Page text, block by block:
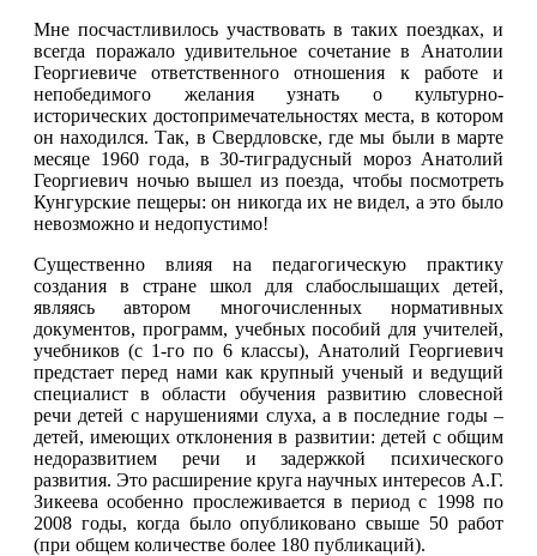
Мне посчастливилось участвовать в таких поездках, и
всегда поражало удивительное сочетание в Анатолии
Георгиевиче ответственного отношения к работе и
непобедимого желания узнать о культурно-
исторических достопримечательностях места, в котором
он находился. Так, в Свердловске, где мы были в марте
месяце 1960 года, в 30-тиградусный мороз Анатолий
Георгиевич ночью вышел из поезда, чтобы посмотреть
Кунгурские пещеры: он никогда их не видел, а это было
невозможно и недопустимо!
Существенно влияя на педагогическую практику
создания в стране школ для слабослышащих детей,
являясь автором многочисленных нормативных
документов, программ, учебных пособий для учителей,
учебников (с 1-го по 6 классы), Анатолий Георгиевич
предстает перед нами как крупный ученый и ведущий
специалист в области обучения развитию словесной
речи детей с нарушениями слуха, а в последние годы –
детей, имеющих отклонения в развитии: детей с общим
недоразвитием речи и задержкой психического
развития. Это расширение круга научных интересов А.Г.
Зикеева особенно прослеживается в период с 1998 по
2008 годы, когда было опубликовано свыше 50 работ
(при общем количестве более 180 публикаций).